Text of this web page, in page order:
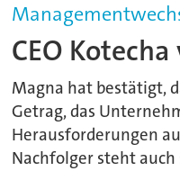
CEO
Magna hat bestätigt,
Getrag, das
Herausforderungen
Nachfolger steht auch